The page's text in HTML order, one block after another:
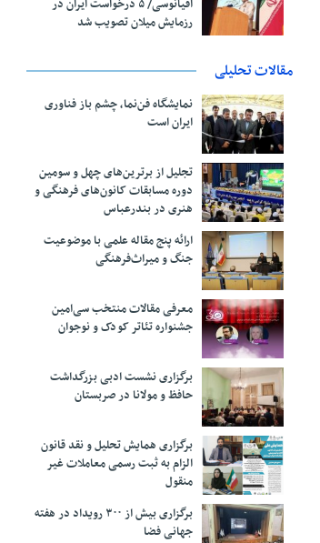
اقیانوسی/ ۵ درخواست ایران در
رزمایش میلان تصویب شد
مقالات تحلیلی
نمایشگاه فن‌نما، چشم باز فناوری
ایران است
تجلیل از بر‌ترین‌های چهل و سومین
دوره مسابقات کانون‌های فرهنگی و
هنری در بندرعباس
ارائه پنج مقاله علمی با موضوعیت
جنگ و میراث‌فرهنگی
معرفی مقالات منتخب سی‌امین
جشنواره تئاتر کودک و نوجوان
برگزاری نشست ادبی بزرگداشت
حافظ و مولانا در صربستان
برگزاری همایش تحلیل و نقد قانون
الزام به ثبت رسمی معاملات غیر
منقول
برگزاری بیش از ۳۰۰ رویداد در هفته
جهانی فضا